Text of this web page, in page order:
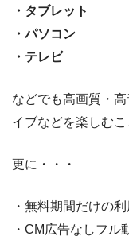
・タブレット
・パソコン
・テレビ
などでも高画質・
イブなどを楽しむこ
更に・・・
・無料期間だけの
・CM広告なしフル